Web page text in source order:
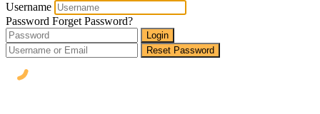
Username
Password Forget Password?
Login
Reset Password